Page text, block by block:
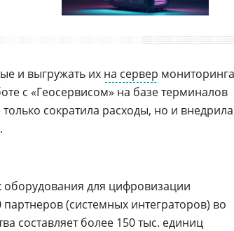
и выгружать их на сервер
с «Геосервисом» на базе терминалов
сократила расходы, но и внедрила
оборудования для цифровизации
(системных интеграторов) во
составляет более 150 тыс. единиц